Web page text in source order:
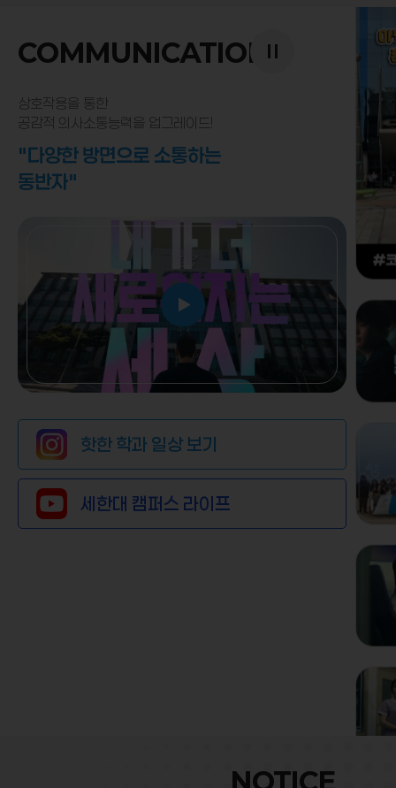
자세히 보기
자세히 보기
COMMUNICATION
상호작용을 통한
공감적 의사소통능력을 업그레이드!
"다양한 방면으로 소통하는
동반자"
핫한 학과 일상 보기
세한대 캠퍼스 라이프
NOTICE